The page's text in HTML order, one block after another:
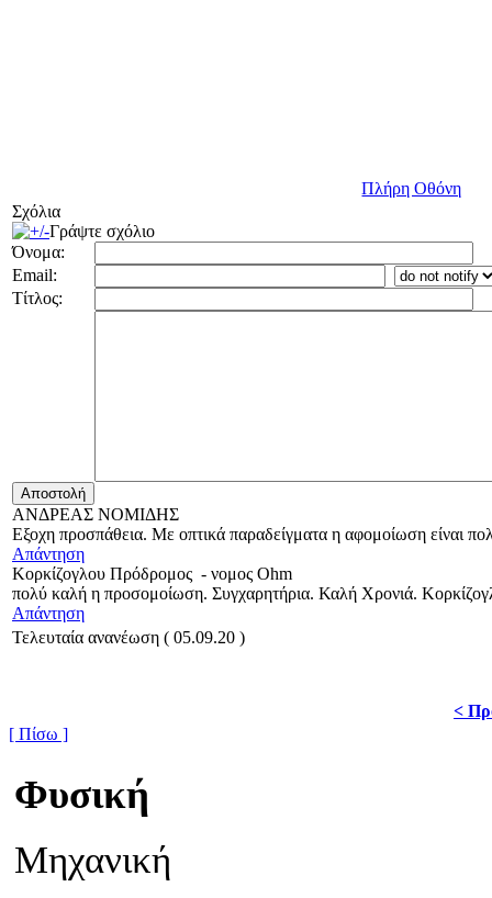
Πλήρη Οθόνη
Σχόλια
Γράψτε σχόλιο
Όνομα:
Email:
Τίτλος:
ΑΝΔΡΕΑΣ ΝΟΜΙΔΗΣ
Εξοχη προσπάθεια. Με οπτικά παραδείγματα η αφομοίωση είναι
Απάντηση
Κορκίζογλου Πρόδρομος - νομος Ohm
πολύ καλή η προσομοίωση. Συγχαρητήρια. Καλή Χρονιά.
Απάντηση
Τελευταία ανανέωση ( 05.09.20 )
<
[ Πίσω ]
Φυσική
Μηχανική